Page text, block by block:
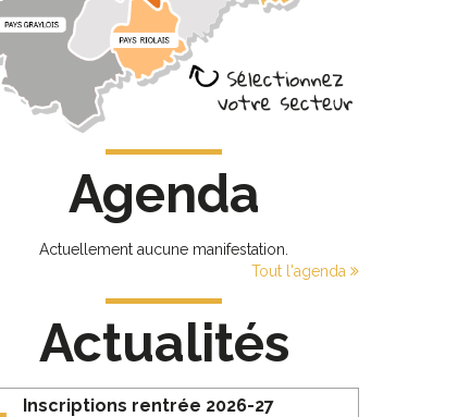
Agenda
Actuellement aucune manifestation.
Tout l'agenda
Actualités
Inscriptions rentrée 2026-27